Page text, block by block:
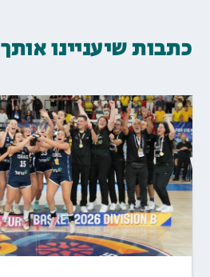
כתבות שיעניינו אותך